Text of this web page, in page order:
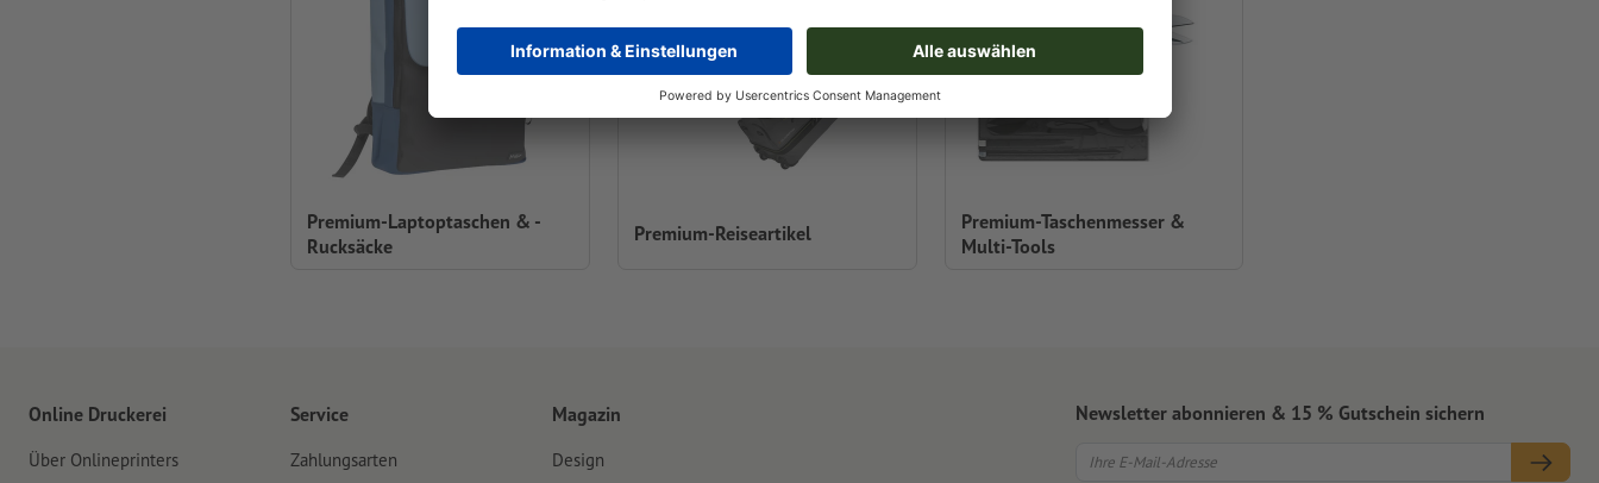
Premium-Laptoptaschen & -
Rucksäcke
Premium-Reiseartikel
Premium-Taschenmesser &
Multi-Tools
Online Druckerei
Über Onlineprinters
Service
Zahlungsarten
Magazin
Design
Newsletter abonnieren & 15 % Gutschein sichern